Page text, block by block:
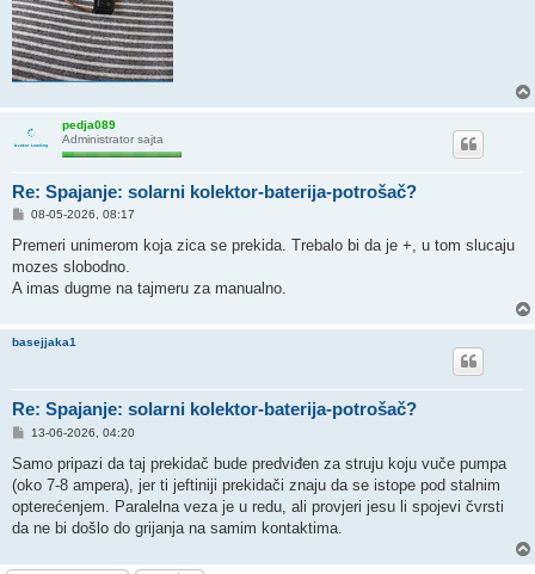
pedja089
Administrator sajta
Re: Spajanje: solarni kolektor-baterija-potrošač?
P
s
08-05-2026, 08:17
Premeri unimerom koja zica se prekida. Trebalo bi da je +, u tom slucaju
mozes slobodno.
A imas dugme na tajmeru za manualno.
basejjaka1
Re: Spajanje: solarni kolektor-baterija-potrošač?
P
s
13-06-2026, 04:20
Samo pripazi da taj prekidač bude predviđen za struju koju vuče pumpa
(oko 7-8 ampera), jer ti jeftiniji prekidači znaju da se istope pod stalnim
opterećenjem. Paralelna veza je u redu, ali provjeri jesu li spojevi čvrsti
da ne bi došlo do grijanja na samim kontaktima.